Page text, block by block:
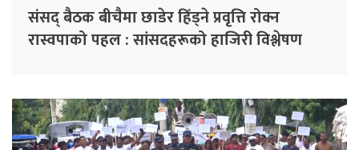
संसद् बैठक बीचैमा छाडेर हिँड्ने प्रवृत्ति रोक्न
रास्वपाको पहल : सांसदहरूको हाजिरी विश्लेषण